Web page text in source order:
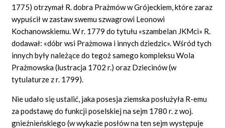
1775) otrzymał R. dobra Prażmów w Grójeckiem, które zaraz
wypuścił w zastaw swemu szwagrowi Leonowi
Kochanowskiemu. W r. 1779 do tytułu «szambelan JKMci» R.
dodawał: «dóbrwsi Prażmowa i innychdziedzic».Wśród tych
innych były należące do tegoż samego kompleksu Wola
Prażmowska (lustracja 1702 r.) oraz Dziecinów (w
tytulaturze z r. 1799).
Nie udało się ustalić, jaka posesja ziemska posłużyła R-emu
za podstawę do funkcji poselskiej na sejm 1780 r. z woj.
gnieźnieńskiego (w wykazie posłów na ten sejm występuje